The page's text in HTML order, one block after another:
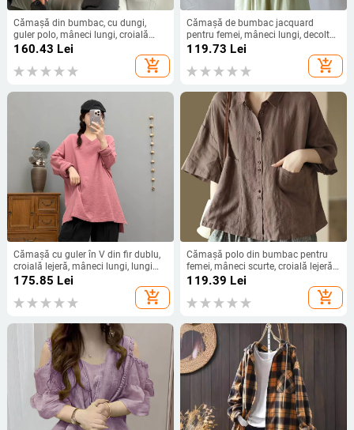
Cămașă din bumbac, cu dungi,
guler polo, mâneci lungi, croială
lejeră
160.43 Lei
add_shopping_cart
Cămașă de bumbac jacquard
pentru femei, mâneci lungi, decolteu
în V, 100% țesătură, primăvara
elegantă
119.73 Lei
add_shopping_cart
Cămașă cu guler în V din fir dublu,
croială lejeră, mâneci lungi, lungime
medie, mărime plus, primăvara
175.85 Lei
add_shopping_cart
Cămașă polo din bumbac pentru
femei, mâneci scurte, croială lejeră,
guler polo, detalii cu panouri prin
119.39 Lei
add_shopping_cart